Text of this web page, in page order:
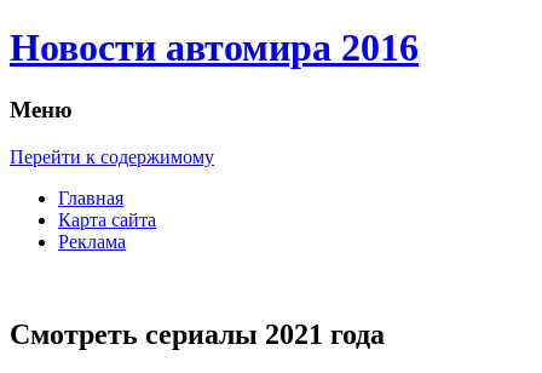
Новости автомира 2016
Меню
Перейти к содержимому
Главная
Карта сайта
Реклама
Смотреть сериалы 2021 года